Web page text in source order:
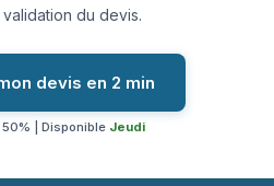
du devis.
devis en 2 min
| Disponible Jeudi